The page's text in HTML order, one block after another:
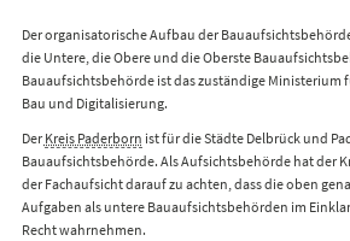
Der organisatorische Aufbau der
die Untere, die Obere und die Oberste
Bauaufsichtsbehörde ist das zuständige Ministerium
Bau und Digitalisierung.
Der Kreis Paderborn ist für die Städte Delbrück und
Bauaufsichtsbehörde. Als Aufsichtsbehörde hat der
der Fachaufsicht darauf zu achten, dass die oben
Aufgaben als untere Bauaufsichtsbehörden im
Recht wahrnehmen.